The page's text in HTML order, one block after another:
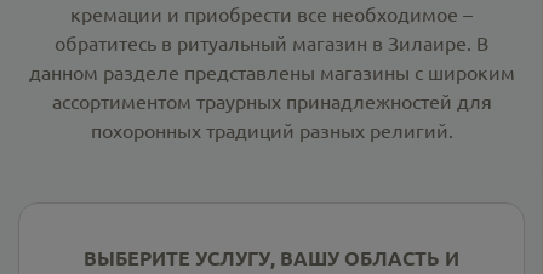
кремации и приобрести все необходимое –
обратитесь в ритуальный магазин в Зилаире. В
данном разделе представлены магазины с широким
ассортиментом траурных принадлежностей для
похоронных традиций разных религий.
ВЫБЕРИТЕ УСЛУГУ, ВАШУ ОБЛАСТЬ И